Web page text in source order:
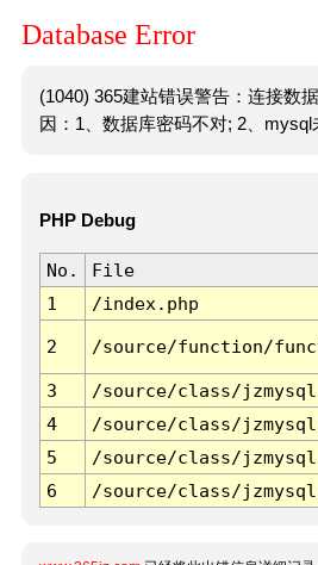
Database Error
(1040) 365建站错误警告：连接数
因：1、数据库密码不对; 2、mysql
PHP Debug
No. File
1
/index.php
2 /source/function/
3 /source/class/
4
/source/class/
5
/source/class/
6
/source/class/